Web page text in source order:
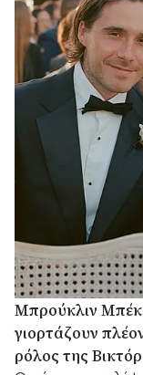
Μπρούκλιν
γιορτάζουν
ρόλος της